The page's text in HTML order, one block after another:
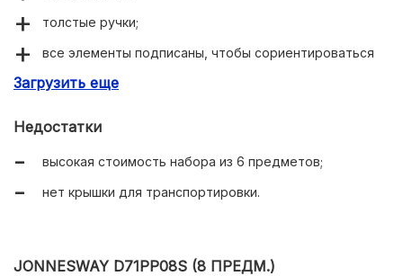
толстые ручки;
все элементы подписаны, чтобы сориентироваться
Загрузить еще
Недостатки
высокая стоимость набора из 6 предметов;
нет крышки для транспортировки.
JONNESWAY D71PP08S (8 ПРЕДМ.)